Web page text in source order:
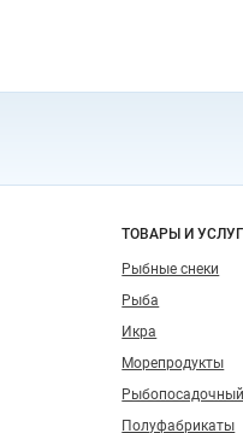
ТОВАРЫ И
Рыбные снеки
Рыба
Икра
Морепродукты
Полуфабрикаты